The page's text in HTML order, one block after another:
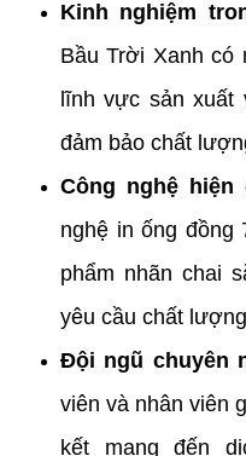
Kinh nghiệm
Bầu Trời Xanh có
lĩnh vực sản xuất
đảm bảo chất
Công nghệ hiện
nghệ in ống đồng
phẩm nhãn chai
yêu cầu chất
Đội ngũ chuyên
viên và nhân viên
kết mang đến